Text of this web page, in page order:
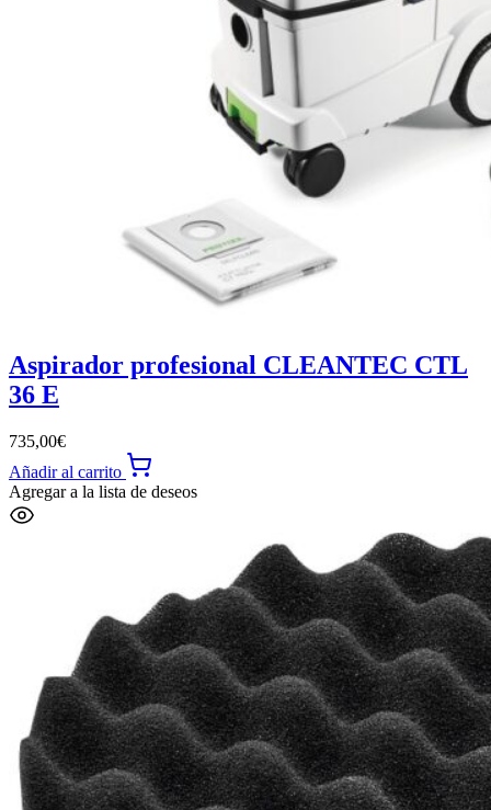
Aspirador profesional CLEANTEC CTL
36 E
735,00€
Añadir al carrito
Agregar a la lista de deseos